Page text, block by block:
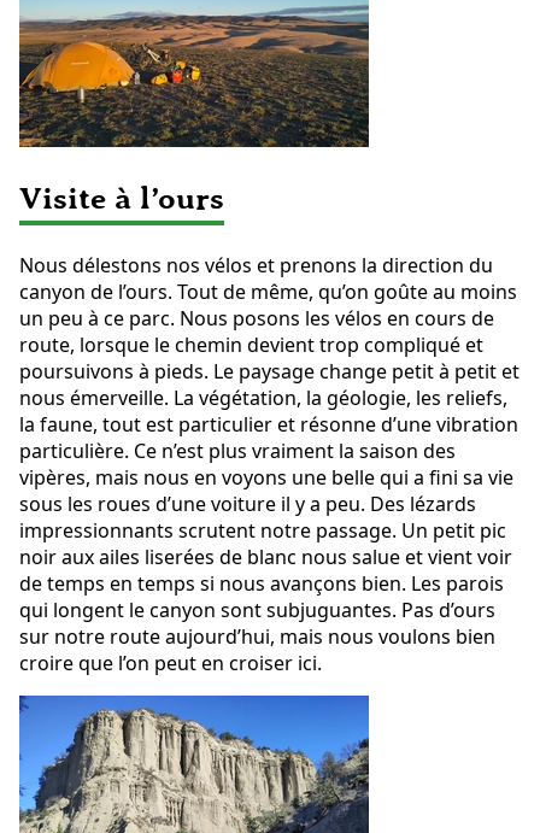
Visite à l’ours
Nous délestons nos vélos et prenons la direction du
canyon de l’ours. Tout de même, qu’on goûte au moins
un peu à ce parc. Nous posons les vélos en cours de
route, lorsque le chemin devient trop compliqué et
poursuivons à pieds. Le paysage change petit à petit et
nous émerveille. La végétation, la géologie, les reliefs,
la faune, tout est particulier et résonne d’une vibration
particulière. Ce n’est plus vraiment la saison des
vipères, mais nous en voyons une belle qui a fini sa vie
sous les roues d’une voiture il y a peu. Des lézards
impressionnants scrutent notre passage. Un petit pic
noir aux ailes liserées de blanc nous salue et vient voir
de temps en temps si nous avançons bien. Les parois
qui longent le canyon sont subjuguantes. Pas d’ours
sur notre route aujourd’hui, mais nous voulons bien
croire que l’on peut en croiser ici.